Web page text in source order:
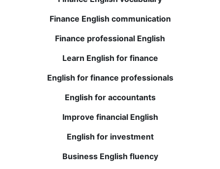
ความเข้าใจและคำศัพท์ของฉันดีขึ้นอย่างมาก ขอแนะนำ
การเรียนสดกับครูเจ้าของภาษาอังกฤษมีประโยชน์อย่างมาก
และบทเรียนที่บันทึกไว้สามารถทบทวนได้ทุกเมื่อ ความมั่นใจ
ของฉันในการพูดและเข้าใจภาษาอังกฤษดีขึ้นอย่างมาก ต้อง
การเรียนภาษาอังกฤษที่ BWANS เป็นหนึ่งในการลงทุนที่ดี
Finance English communication
Finance professional English
Learn English for finance
English for finance professionals
English for accountants
Improve financial English
English for investment
Business English fluency